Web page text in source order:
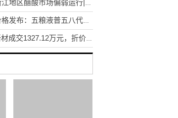
生意社：6月1日浙江地区醋酸市场偏弱运行|观焦点
酒价内参6月1日价格发布：五粮液普五八代小幅上涨1元/瓶|关注
大宗交易：国亮新材成交1327.12万元，折价3.01%（5-29）